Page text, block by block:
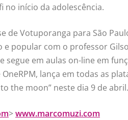
no início da adolescência.
de Votuporanga para São
e popular com o professor
segue em aulas on-line em
lança em todas as
the moon” neste dia 9 de abril.
>www.marcomuzi.com